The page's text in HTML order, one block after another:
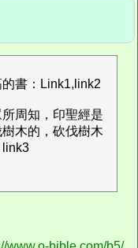
書：Link1,link2
周知，印聖經是
木的，砍伐樹木
link3